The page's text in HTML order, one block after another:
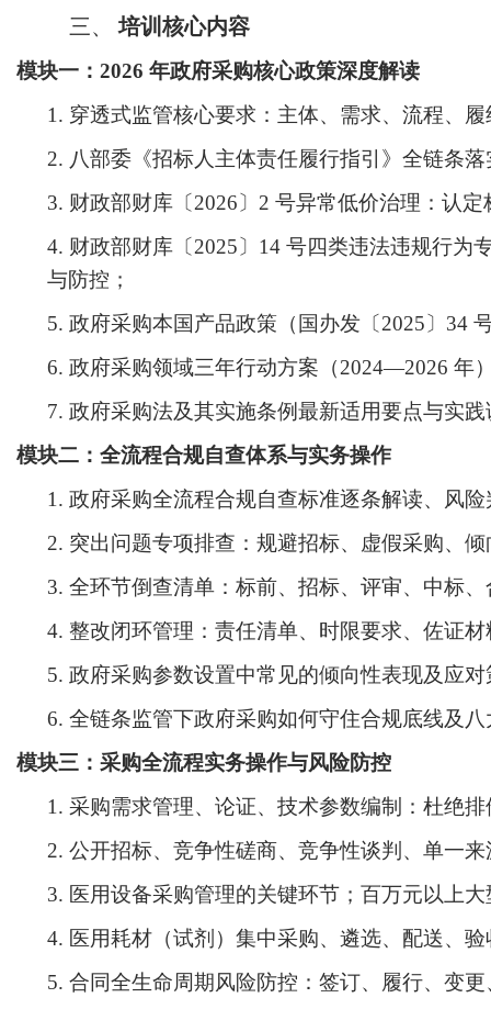
三、培训核心内容
模块一： 2026 年政府采购核心政策深度解读
1. 穿透式监管核心要求：主体、需求、流程、
2. 八部委《招标人主体责任履行指引》全链条
3. 财政部财库〔2026〕2 号异常低价治理：认
4. 财政部财库〔2025〕14 号四类违法违规行为
与防控；
5. 政府采购本国产品政策（国办发〔2025〕34
6. 政府采购领域三年行动方案（2024—2026 年
7. 政府采购法及其实施条例最新适用要点与实
模块二：全流程合规自查体系与实务操作
1. 政府采购全流程合规自查标准逐条解读、风
2. 突出问题专项排查：规避招标、虚假采购、
3. 全环节倒查清单：标前、招标、评审、中标
4. 整改闭环管理：责任清单、时限要求、佐证
5. 政府采购参数设置中常见的倾向性表现及应
6. 全链条监管下政府采购如何守住合规底线及
模块三：采购全流程实务操作与风险防控
1. 采购需求管理、论证、技术参数编制：杜绝
2. 公开招标、竞争性磋商、竞争性谈判、单一
3. 医用设备采购管理的关键环节； 百万元以上
4. 医用耗材（试剂）集中采购、遴选、配送、
5. 合同全生命周期风险防控：签订、履行、变